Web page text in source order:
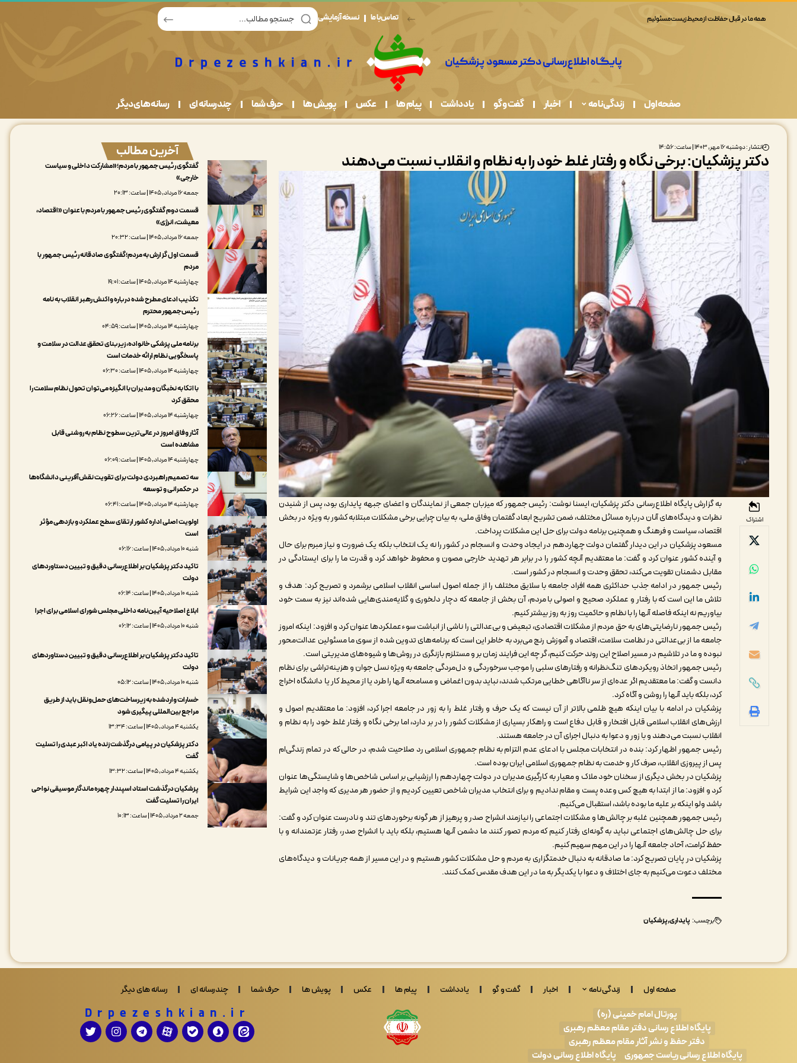
همه ما در قبال حفاظت از محیط زیست مسئولیم تماس با ما نسخه آزمایشی
صفحه اول زندگی نامه اخبار گفت و گو یادداشت پیام ها عکس پویش ها حرف شما چندرسانه ای رسانه های دیگر
انتشار : دوشنبه ۱۶ مهر, ۱۴۰۳ | ساعت: ۱۴:۵۶
دکتر پزشکیان: برخی نگاه و رفتار غلط خود را به نظام و انقلاب نسبت می‌دهند
اشتراک
به گزارش پایگاه اطلاع‌رسانی دکتر پزشکیان، ایسنا نوشت: رئیس جمهور که میزبان جمعی از نمایندگان و اعضای جبهه پایداری بود، پس از شنیدن
نظرات و دیدگاه‌های آنان درباره مسائل مختلف، ضمن تشریح ابعاد گفتمان وفاق ملی، به بیان چرایی برخی مشکلات مبتلابه کشور به ویژه در بخش
اقتصاد، سیاست و فرهنگ و همچنین برنامه دولت برای حل این مشکلات پرداخت.
مسعود پزشکیان در این دیدار گفتمان دولت چهاردهم در ایجاد وحدت و انسجام در کشور را نه یک انتخاب بلکه یک ضرورت و نیاز مبرم برای حال
و آینده کشور عنوان کرد و گفت: ما معتقدیم آنچه کشور را در برابر هر تهدید خارجی مصون و محفوظ خواهد کرد و قدرت ما را برای ایستادگی در
مقابل دشمنان تقویت می‌کند، تحقق وحدت و انسجام در کشور است.
رئیس جمهور در ادامه جذب حداکثری همه افراد جامعه با سلایق مختلف را از جمله اصول اساسی انقلاب اسلامی برشمرد و تصریح کرد: هدف و
تلاش ما این است که با رفتار و عملکرد صحیح و اصولی با مردم، آن بخش از جامعه که دچار دلخوری و گلایه‌مندی‌هایی شده‌اند نیز به سمت خود
بیاوریم نه اینکه فاصله آنها را با نظام و حاکمیت روز به روز بیشتر کنیم.
رئیس جمهور نارضایتی‌های به حق مردم از مشکلات اقتصادی، تبعیض و بی‌عدالتی را ناشی از انباشت سوءعملکردها عنوان کرد و افزود: اینکه امروز
جامعه ما از بی‌عدالتی در نظامت سلامت، اقتصاد و آموزش رنج می‌برد به خاطر این است که برنامه‌های تدوین شده از سوی ما مسئولین عدالت‌محور
نبوده و ما در تلاشیم در مسیر اصلاح این روند حرکت کنیم، گر چه این فرایند زمان بر و مستلزم بازنگری در روش‌ها و شیوه‌های مدیریتی است.
رئیس جمهور اتخاذ رویکردهای تنگ‌نظرانه و رفتارهای سلبی را موجب سرخوردگی و دل‌مردگی جامعه به ویژه نسل جوان و هزینه‌تراشی برای نظام
دانست و گفت: ما معتقدیم اگر عده‌ای از سر ناآگاهی خطایی مرتکب شدند، نباید بدون اغماض و مسامحه آنها را طرد یا از محیط کار یا دانشگاه اخراج
کرد، بلکه باید آنها را روشن و آگاه کرد.
پزشکیان در ادامه با بیان اینکه هیچ ظلمی بالاتر از آن نیست که یک حرف و رفتار غلط را به زور در جامعه اجرا کرد، افزود: ما معتقدیم اصول و
ارزش‌های انقلاب اسلامی قابل افتخار و قابل دفاع است و راهکار بسیاری از مشکلات کشور را در بر دارد، اما برخی نگاه و رفتار غلط خود را به نظام و
انقلاب نسبت می‌دهند و با زور و دعوا به دنبال اجرای آن در جامعه هستند.
رئیس جمهور اظهار کرد: بنده در انتخابات مجلس با ادعای عدم التزام به نظام جمهوری اسلامی رد صلاحیت شدم، در حالی که در تمام زندگی‌ام
پس از پیروزی انقلاب، صرف کار و خدمت به نظام جمهوری اسلامی ایران بوده است.
پزشکیان در بخش دیگری از سخنان خود ملاک و معیار به کارگیری مدیران در دولت چهاردهم را ارزشیابی بر اساس شاخص‌ها و شایستگی‌ها عنوان
کرد و افزود: ما از ابتدا به هیچ کس وعده پست و مقام ندادیم و برای انتخاب مدیران شاخص تعیین کردیم و از حضور هر مدیری که واجد این شرایط
باشد ولو اینکه بر علیه ما بوده باشد، استقبال می‌کنیم.
رئیس جمهور همچنین غلبه بر چالش‌ها و مشکلات اجتماعی را نیازمند انشراح صدر و پرهیز از هر گونه برخوردهای تند و نادرست عنوان کرد و گفت:
برای حل چالش‌های اجتماعی نباید به گونه‌ای رفتار کنیم که مردم تصور کنند ما دشمن آنها هستیم، بلکه باید با انشراح صدر، رفتار عزتمندانه و با
حفظ کرامت، آحاد جامعه آنها را در این مهم سهیم کنیم.
پزشکیان در پایان تصریح کرد: ما صادقانه به دنبال خدمتگزاری به مردم و حل مشکلات کشور هستیم و در این مسیر از همه جریانات و دیدگاه‌های
مختلف دعوت می‌کنیم به جای اختلاف و دعوا با یکدیگر به ما در این هدف مقدس کمک کنند.
برچسب: پایداری پزشکیان
آخرین مطالب
گفتگوی رئیس جمهور با مردم؛«مشارکت داخلی و سیاست
خارجی»
جمعه ۱۶ مرداد, ۱۴۰۵ | ساعت: ۲۰:۱۳
قسمت دوم گفتگوی رئیس جمهور با مردم با عنوان «اقتصاد،
معیشت، انرژی»
جمعه ۱۶ مرداد, ۱۴۰۵ | ساعت: ۲۰:۳۲
قسمت اول گزارش به مردم؛گفتگوی صادقانه رئیس جمهور با
مردم
چهارشنبه ۱۴ مرداد, ۱۴۰۵ | ساعت: ۱۹:۰۱
تکذیب ادعای مطرح شده درباره واکنش رهبر انقلاب به نامه
رئیس‌جمهور محترم
چهارشنبه ۱۴ مرداد, ۱۴۰۵ | ساعت: ۰۴:۵۹
برنامه ملی پزشکی خانواده، زیربنای تحقق عدالت در سلامت و
پاسخگویی نظام ارائه خدمات است
چهارشنبه ۱۴ مرداد, ۱۴۰۵ | ساعت: ۰۶:۳۰
با اتکا به نخبگان و مدیران با انگیزه می‌توان تحول نظام سلامت را
محقق کرد
چهارشنبه ۱۴ مرداد, ۱۴۰۵ | ساعت: ۰۶:۲۶
آثار وفاق امروز در عالی‌ترین سطوح نظام به روشنی قابل
مشاهده است
چهارشنبه ۱۴ مرداد, ۱۴۰۵ | ساعت: ۰۶:۰۹
سه تصمیم راهبردی دولت برای تقویت نقش‌آفرینی دانشگاه‌ها
در حکمرانی و توسعه
چهارشنبه ۱۴ مرداد, ۱۴۰۵ | ساعت: ۰۶:۴۱
اولویت اصلی اداره کشور ارتقای سطح عملکرد و بازدهی مؤثر
است
شنبه ۱۰ مرداد, ۱۴۰۵ | ساعت: ۰۶:۱۶
تاکید دکتر پزشکیان بر اطلاع‌رسانی دقیق و تبیین دستاوردهای
دولت
شنبه ۱۰ مرداد, ۱۴۰۵ | ساعت: ۰۶:۱۴
ابلاغ اصلاحیه آیین‌نامه داخلی مجلس شورای اسلامی برای اجرا
شنبه ۱۰ مرداد, ۱۴۰۵ | ساعت: ۰۶:۱۲
تاکید دکتر پزشکیان بر اطلاع‌رسانی دقیق و تبیین دستاوردهای
دولت
شنبه ۱۰ مرداد, ۱۴۰۵ | ساعت: ۰۵:۱۲
خسارات واردشده به زیرساخت‌های حمل‌ونقل باید از طریق
مراجع بین‌المللی پیگیری شود
یکشنبه ۴ مرداد, ۱۴۰۵ | ساعت: ۱۳:۳۴
دکتر پزشکیان در پیامی درگذشت زنده یاد اکبر عبدی را تسلیت
گفت
یکشنبه ۴ مرداد, ۱۴۰۵ | ساعت: ۱۳:۳۲
پزشکیان درگذشت استاد اسپندار چهره ماندگار موسیقی نواحی
ایران را تسلیت گفت
جمعه ۲ مرداد, ۱۴۰۵ | ساعت: ۱۰:۱۳
صفحه اول زندگی نامه اخبار گفت و گو یادداشت پیام ها عکس پویش ها حرف شما چندرسانه ای رسانه های دیگر
پورتال امام خمینی (ره)
پایگاه اطلاع رسانی دفتر مقام معظم رهبری
دفتر حفظ و نشر آثار مقام معظم رهبری
پایگاه اطلاع رسانی ریاست جمهوری
پایگاه اطلاع رسانی دولت
Drpezeshkian.ir